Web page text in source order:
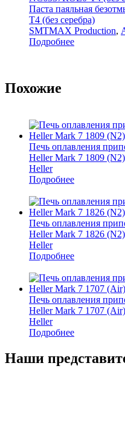
Паста паяльная
T4 (без серебра)
SMTMAX Production,
Подробнее
Похожие
Печь оплавления
Heller Mark 7 1809 (N2)
Heller
Подробнее
Печь оплавления
Heller Mark 7 1826 (N2)
Heller
Подробнее
Печь оплавления
Heller Mark 7 1707 (Air)
Heller
Подробнее
Наши